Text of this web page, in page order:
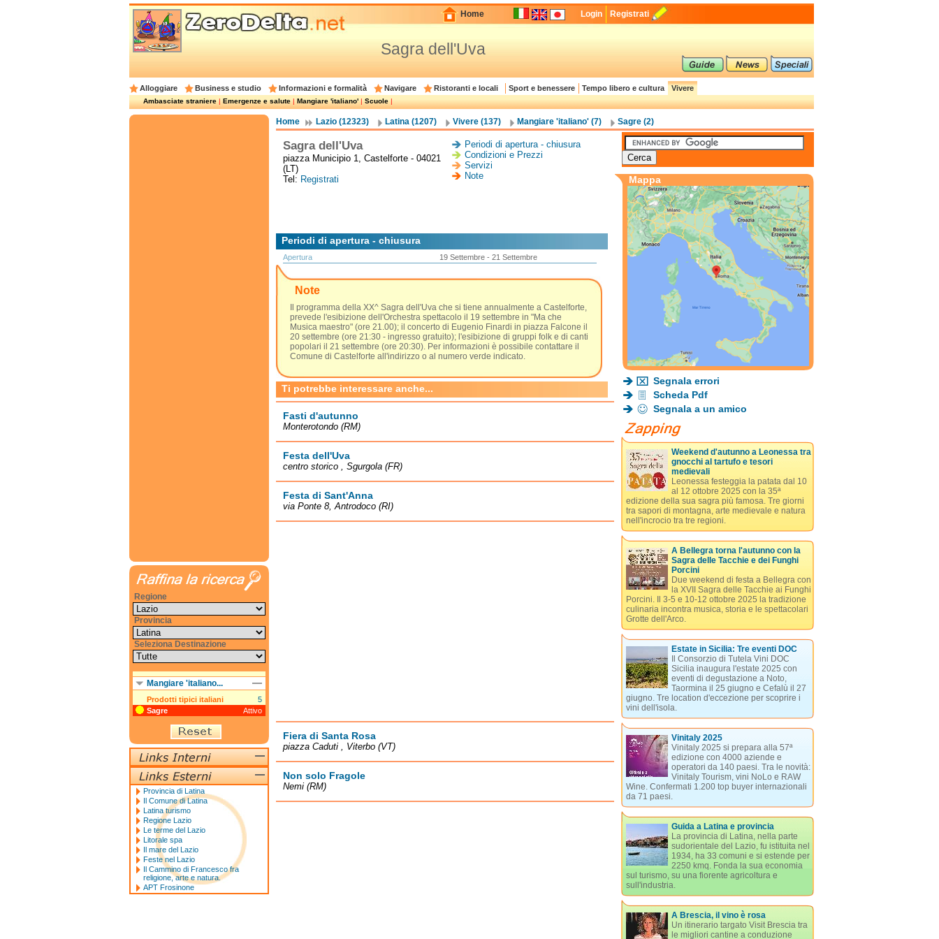
Home Login Registrati
Sagra dell'Uva
Alloggiare Business e studio Informazioni e formalità Navigare Ristoranti e locali Sport e benessere Tempo libero e cultura Vivere
Ambasciate straniere|Emergenze e salute|Mangiare 'italiano'|Scuole|
Home Lazio (12323) Latina (1207) Vivere (137) Mangiare 'italiano' (7) Sagre (2)
Sagra dell'Uva
Periodi di apertura - chiusura
Condizioni e Prezzi
Servizi
Note
piazza Municipio 1, Castelforte - 04021
(LT)
Tel: Registrati
Periodi di apertura - chiusura
Apertura 19 Settembre - 21 Settembre
Note
Il programma della XX^ Sagra dell'Uva che si tiene annualmente a Castelforte,
prevede l'esibizione dell'Orchestra spettacolo il 19 settembre in "Ma che
Musica maestro" (ore 21.00); il concerto di Eugenio Finardi in piazza Falcone il
20 settembre (ore 21:30 - ingresso gratuito); l'esibizione di gruppi folk e di canti
popolari il 21 settembre (ore 20:30). Per informazioni è possibile contattare il
Comune di Castelforte all'indirizzo o al numero verde indicato.
Ti potrebbe interessare anche...
Fasti d'autunno
Monterotondo (RM)
Festa dell'Uva
centro storico , Sgurgola (FR)
Festa di Sant'Anna
via Ponte 8, Antrodoco (RI)
Fiera di Santa Rosa
piazza Caduti , Viterbo (VT)
Non solo Fragole
Nemi (RM)
Mappa
Segnala errori
Scheda Pdf
Segnala a un amico
Weekend d'autunno a Leonessa tra
gnocchi al tartufo e tesori
medievali
Leonessa festeggia la patata dal 10
al 12 ottobre 2025 con la 35ª
edizione della sua sagra più famosa. Tre giorni
tra sapori di montagna, arte medievale e natura
nell'incrocio tra tre regioni.
A Bellegra torna l'autunno con la
Sagra delle Tacchie e dei Funghi
Porcini
Due weekend di festa a Bellegra con
la XVII Sagra delle Tacchie ai Funghi
Porcini. Il 3-5 e 10-12 ottobre 2025 la tradizione
culinaria incontra musica, storia e le spettacolari
Grotte dell'Arco.
Estate in Sicilia: Tre eventi DOC
Il Consorzio di Tutela Vini DOC
Sicilia inaugura l'estate 2025 con
eventi di degustazione a Noto,
Taormina il 25 giugno e Cefalù il 27
giugno. Tre location d'eccezione per scoprire i
vini dell'isola.
Vinitaly 2025
Vinitaly 2025 si prepara alla 57ª
edizione con 4000 aziende e
operatori da 140 paesi. Tra le novità:
Vinitaly Tourism, vini NoLo e RAW
Wine. Confermati 1.200 top buyer internazionali
da 71 paesi.
Guida a Latina e provincia
La provincia di Latina, nella parte
sudorientale del Lazio, fu istituita nel
1934, ha 33 comuni e si estende per
2250 kmq. Fonda la sua economia
sul turismo, su una fiorente agricoltura e
sull'industria.
A Brescia, il vino è rosa
Un itinerario targato Visit Brescia tra
le migliori cantine a conduzione
Regione
Provincia
Seleziona Destinazione
Mangiare 'italiano...
Prodotti tipici italiani
5
Sagre
Attivo
Provincia di Latina
Il Comune di Latina
Latina turismo
Regione Lazio
Le terme del Lazio
Litorale spa
Il mare del Lazio
Feste nel Lazio
Il Cammino di Francesco fra
religione, arte e natura.
APT Frosinone